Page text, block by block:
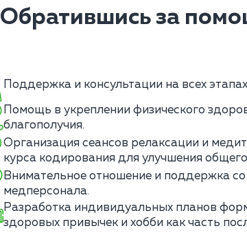
Обратившись за
Поддержка и консультации на всех
Помощь в укреплении физического
благополучия.
Организация сеансов релаксации и
курса кодирования для улучшения общего
Внимательное отношение и поддержка
медперсонала.
Разработка индивидуальных планов
здоровых привычек и хобби как часть